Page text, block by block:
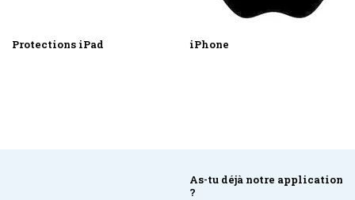
Protections iPad iPhone
As-tu déjà notre application
?